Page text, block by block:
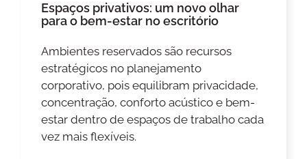
Espaços privativos: um novo olhar
para o bem-estar no escritório
Ambientes reservados são recursos
estratégicos no planejamento
corporativo, pois equilibram privacidade,
concentração, conforto acústico e bem-
estar dentro de espaços de trabalho cada
vez mais flexíveis.